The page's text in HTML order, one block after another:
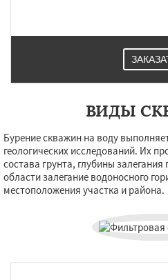
ВИДЫ
Бурение скважин на воду
геологических исследований. Их
состава грунта, глубины
области залегание водоносного
местоположения участка и района.